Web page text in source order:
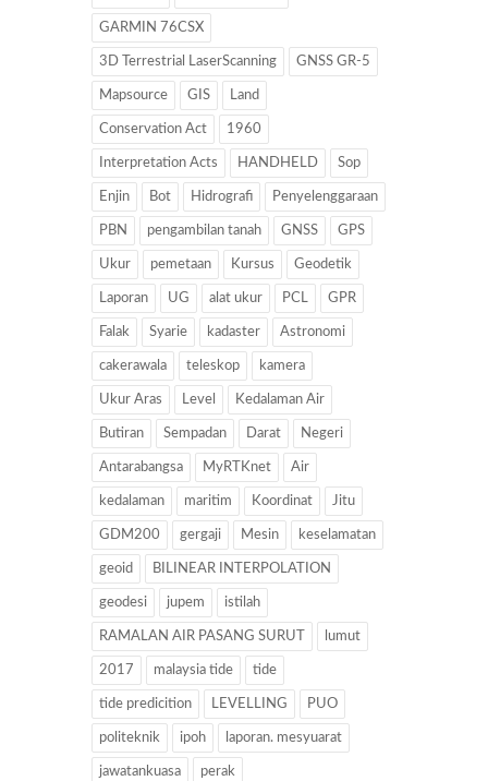
GARMIN 76CSX
3D Terrestrial LaserScanning GNSS GR-5
Mapsource GIS Land
Conservation Act 1960
Interpretation Acts HANDHELD Sop
Enjin Bot Hidrografi Penyelenggaraan
PBN pengambilan tanah GNSS GPS
Ukur pemetaan Kursus Geodetik
Laporan UG alat ukur PCL GPR
Falak Syarie kadaster Astronomi
cakerawala teleskop kamera
Ukur Aras Level Kedalaman Air
Butiran Sempadan Darat Negeri
Antarabangsa MyRTKnet Air
kedalaman maritim Koordinat Jitu
GDM200 gergaji Mesin keselamatan
geoid BILINEAR INTERPOLATION
geodesi jupem istilah
RAMALAN AIR PASANG SURUT lumut
2017 malaysia tide tide
tide predicition LEVELLING PUO
politeknik ipoh laporan. mesyuarat
jawatankuasa perak